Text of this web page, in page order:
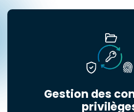
Gestion des